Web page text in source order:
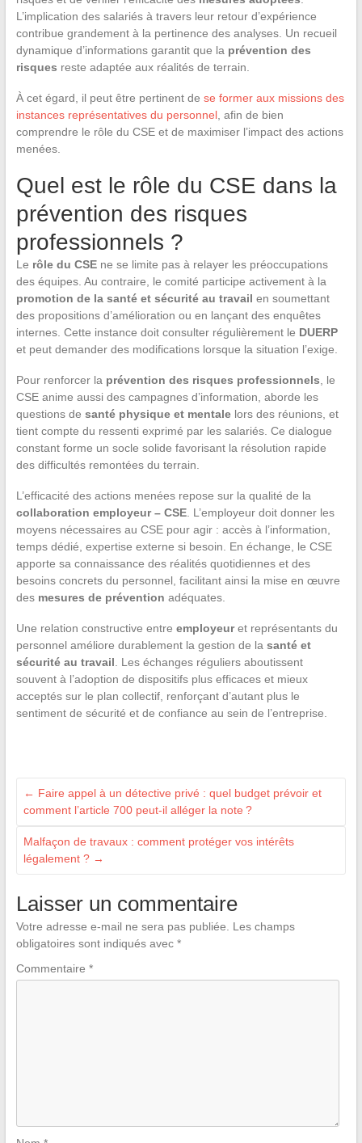
L’implication des salariés à travers leur retour d’expérience
contribue grandement à la pertinence des analyses. Un recueil
dynamique d’informations garantit que la prévention des
risques reste adaptée aux réalités de terrain.
À cet égard, il peut être pertinent de se former aux missions des
instances représentatives du personnel, afin de bien
comprendre le rôle du CSE et de maximiser l’impact des actions
menées.
Quel est le rôle du CSE dans la
prévention des risques
professionnels ?
Le rôle du CSE ne se limite pas à relayer les préoccupations
des équipes. Au contraire, le comité participe activement à la
promotion de la santé et sécurité au travail en soumettant
des propositions d’amélioration ou en lançant des enquêtes
internes. Cette instance doit consulter régulièrement le DUERP
et peut demander des modifications lorsque la situation l’exige.
Pour renforcer la prévention des risques professionnels , le
CSE anime aussi des campagnes d’information, aborde les
questions de santé physique et mentalelors des réunions, et
tient compte du ressenti exprimé par les salariés. Ce dialogue
constant forme un socle solide favorisant la résolution rapide
des difficultés remontées du terrain.
L’efficacité des actions menées repose sur la qualité de la
collaboration employeur – CSE. L’employeur doit donner les
moyens nécessaires au CSE pour agir : accès à l’information,
temps dédié, expertise externe si besoin. En échange, le CSE
apporte sa connaissance des réalités quotidiennes et des
besoins concrets du personnel, facilitant ainsi la mise en œuvre
des mesures de prévention adéquates.
Une relation constructive entre employeuret représentants du
personnel améliore durablement la gestion de la santé et
sécurité au travail . Les échanges réguliers aboutissent
souvent à l’adoption de dispositifs plus efficaces et mieux
acceptés sur le plan collectif, renforçant d’autant plus le
sentiment de sécurité et de confiance au sein de l’entreprise.
← Faire appel à un détective privé : quel budget prévoir et
comment l’article 700 peut-il alléger la note ?
Malfaçon de travaux : comment protéger vos intérêts
légalement ? →
Laisser un commentaire
Votre adresse e-mail ne sera pas publiée.
Les champs
obligatoires sont indiqués avec *
Commentaire *